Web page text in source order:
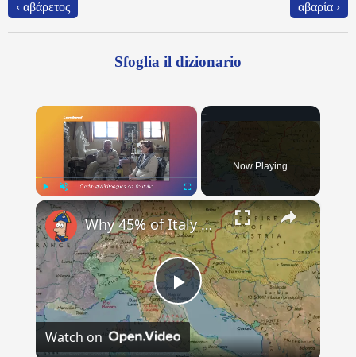
‹ αβάρετος αβαρία ›
Sfoglia il dizionario
×
Play Unmute Fullscreen
Now Playing
×
Play
Why 45% of Italy Doesn't Speak "Italian"
Watch on